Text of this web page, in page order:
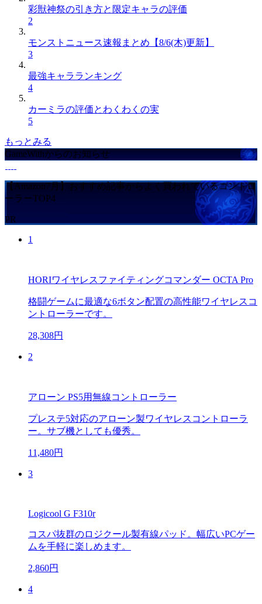
彩獣神祭の引き方と限定キャラの評価
2
モンストニュース速報まとめ【8/6(木)更新】
3
最強キャラランキング
4
カーミラの評価とわくわくの実
5
もっとみる
GameWithからのお知らせ
【Amazon7月】おすすめ記事からよく買われているコントロ
ーラーTOP4
PR
1
HORIワイヤレスファイティングコマンダー OCTA Pro
格闘ゲームに最適な6ボタン配置の高性能ワイヤレスコ
ントローラーです。
28,308円
2
アローン PS5用無線コントローラー
プレステ5対応のアローン製ワイヤレスコントローラ
ー。サブ機としても優秀。
11,480円
3
Logicool G F310r
コスパ抜群のロジクール製有線パッド。幅広いPCゲー
ムを手軽に楽しめます。
2,860円
4